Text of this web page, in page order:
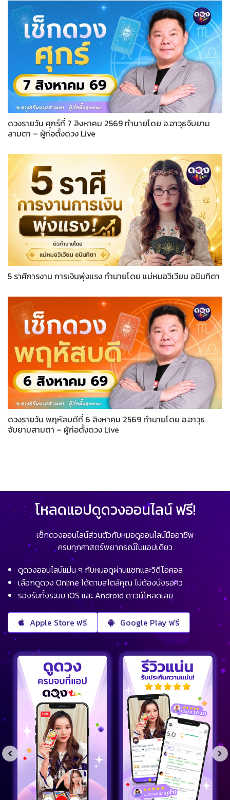
ดวงรายวัน ศุกร์ที่ 7 สิงหาคม 2569 ทำนายโดย อ.อาวุธจับยาม
สามตา – ผู้ก่อตั้งดวง Live
5 ราศีการงาน การเงินพุ่งแรง ทำนายโดย แม่หมอวิเวียน อนินทิตา
ดวงรายวัน พฤหัสบดีที่ 6 สิงหาคม 2569 ทำนายโดย อ.อาวุธ
จับยามสามตา – ผู้ก่อตั้งดวง Live
โหลดแอปดูดวงออนไลน์ ฟรี!
เช็กดวงออนไลน์ส่วนตัวกับหมอดูออนไลน์มืออาชีพ
ครบทุกศาสตร์พยากรณ์ในแอปเดียว
ดูดวงออนไลน์แม่น ๆ กับหมอดูผ่านแชทและวิดีโอคอล
เลือกดูดวง Online ได้ตามสไตล์คุณ ไม่ต้องนั่งรอคิว
รองรับทั้งระบบ iOS และ Android ดาวน์โหลดเลย
Apple Store ฟรี Google Play ฟรี